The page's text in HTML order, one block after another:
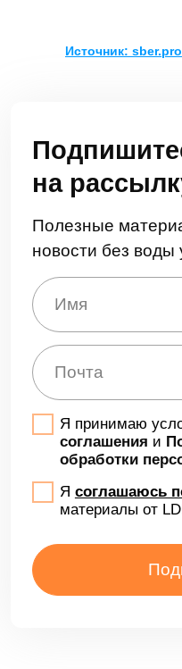
Источник: sber.pro
Технологии
тестирование
Решения
LDM.Цифровой архив
LDM.Клиентское досье
LDM.Документы дня
LDM.КЭДО
LDM.Express
HR-tech решения